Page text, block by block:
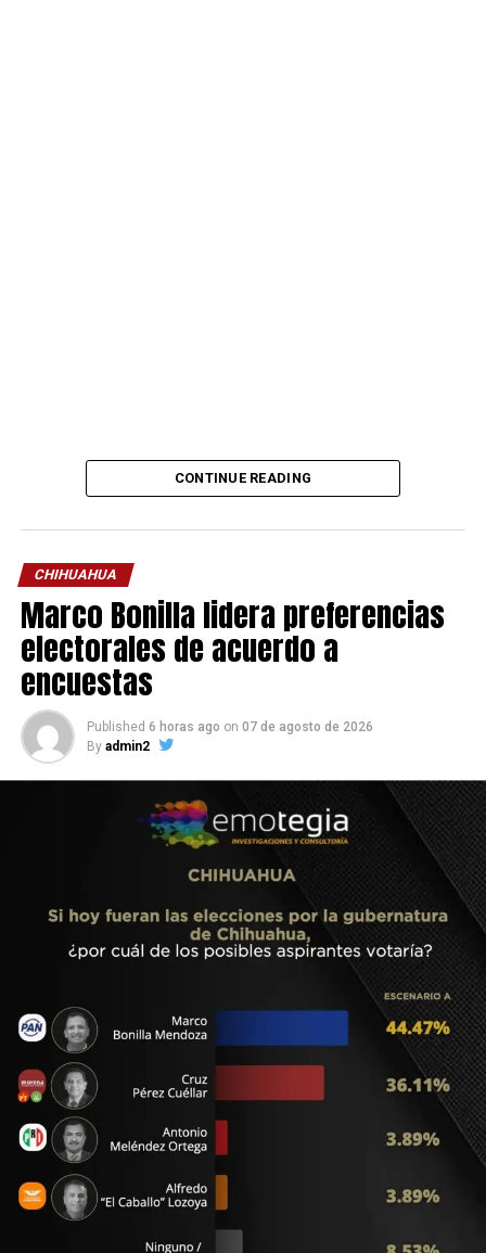
CONTINUE READING
CHIHUAHUA
Marco Bonilla lidera preferencias
electorales de acuerdo a
encuestas
Published 6 horas ago on 07 de agosto de 2026
By admin2